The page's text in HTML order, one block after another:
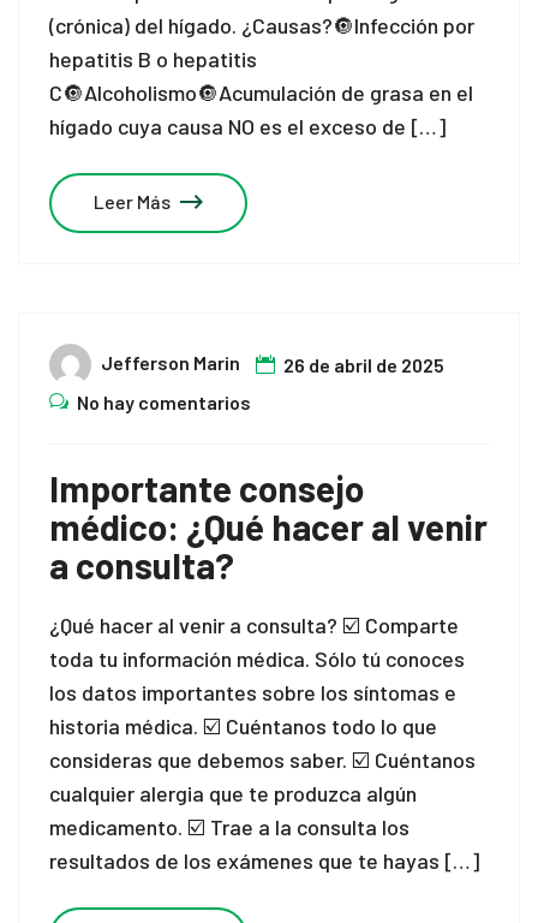
(crónica) del hígado. ¿Causas?🔘Infección por
hepatitis B o hepatitis
C🔘Alcoholismo🔘Acumulación de grasa en el
hígado cuya causa NO es el exceso de […]
Leer Más
Jefferson Marin
26 de abril de 2025
No hay comentarios
Importante consejo
médico: ¿Qué hacer al venir
a consulta?
¿Qué hacer al venir a consulta? ☑️ Comparte
toda tu información médica. Sólo tú conoces
los datos importantes sobre los síntomas e
historia médica. ☑️ Cuéntanos todo lo que
consideras que debemos saber. ☑️ Cuéntanos
cualquier alergia que te produzca algún
medicamento. ☑️ Trae a la consulta los
resultados de los exámenes que te hayas […]